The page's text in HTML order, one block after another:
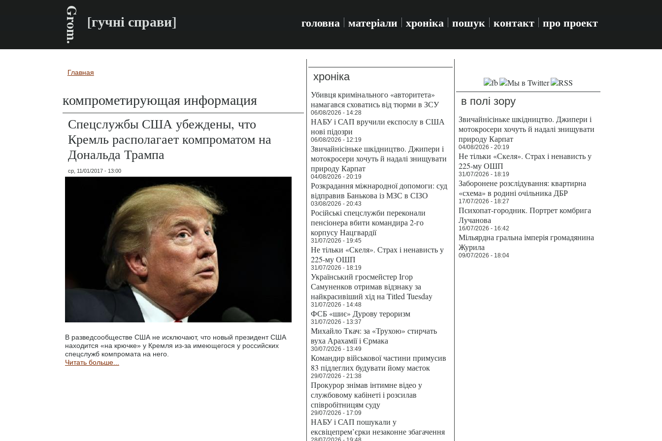
Grom. [гучні справи] головна матеріали хроніка пошук контакт про проект
Вы здесь
Главная
компрометирующая информация
Спецслужбы США убеждены, что
Кремль располагает компроматом на
Дональда Трампа
ср, 11/01/2017 - 13:00
В разведсообществе США не исключают, что новый президент США
находится «на крючке» у Кремля из-за имеющегося у российских
спецслужб компромата на него.
Читать больше...
хроніка
Убивця кримінального «авторитета»
намагався сховатись від тюрми в ЗСУ
06/08/2026 - 14:28
НАБУ і САП вручили експослу в США
нові підозри
06/08/2026 - 12:19
Звичайнісіньке шкідництво. Джипери і
мотокросери хочуть й надалі знищувати
природу Карпат
04/08/2026 - 20:19
Розкрадання міжнародної допомоги: суд
відправив Банькова із МЗС в СІЗО
03/08/2026 - 20:43
Російські спецслужби переконали
пенсіонера вбити командира 2-го
корпусу Нацгвардії
31/07/2026 - 19:45
Не тільки «Скеля». Страх і ненависть у
225-му ОШП
31/07/2026 - 18:19
Український гросмейстер Ігор
Самуненков отримав відзнаку за
найкрасивіший хід на Titled Tuesday
31/07/2026 - 14:48
ФСБ «шиє» Дурову тероризм
31/07/2026 - 13:37
Михайло Ткач: за «Трухою» стирчать
вуха Арахамії і Єрмака
30/07/2026 - 13:49
Командир військової частини примусив
83 підлеглих будувати йому маєток
29/07/2026 - 21:38
Прокурор знімав інтимне відео у
службовому кабінеті і розсилав
співробітницям суду
29/07/2026 - 17:09
НАБУ і САП пошукали у
ексвіцепрем’єрки незаконне збагачення
в полі зору
Звичайнісіньке шкідництво. Джипери і
мотокросери хочуть й надалі знищувати
природу Карпат
04/08/2026 - 20:19
Не тільки «Скеля». Страх і ненависть у
225-му ОШП
31/07/2026 - 18:19
Заборонене розслідування: квартирна
«схема» в родині очільника ДБР
17/07/2026 - 18:27
Психопат-городник. Портрет комбрига
Лучанова
16/07/2026 - 16:42
Мільярдна гральна імперія громадянина
Журила
09/07/2026 - 18:04